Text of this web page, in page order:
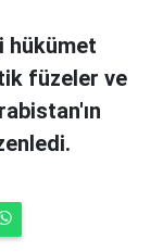
hükümet
füzeler ve